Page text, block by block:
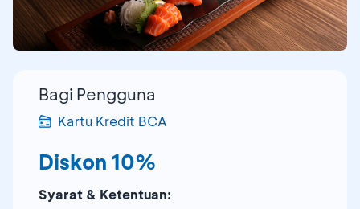
Bagi Pengguna
Kartu Kredit BCA
Diskon 10%
Syarat & Ketentuan: